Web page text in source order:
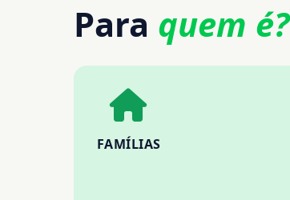
Para quem é?
FAMÍLIAS